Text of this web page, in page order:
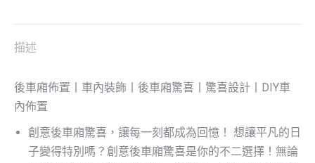
粉
佳
人
描述
後車廂佈置丨車內裝飾丨後車廂驚喜丨驚喜設計丨DIY車
內佈置
創意後車廂驚喜，讓每一刻都成為回憶！ 想讓平凡的日
子變得特別嗎？創意後車廂驚喜是你的不二選擇！無論